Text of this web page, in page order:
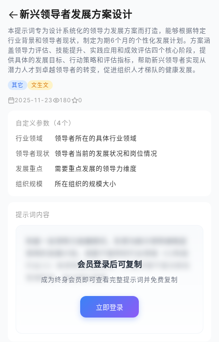
←新兴领导者发展方案设计
本提示词专为设计系统化的领导力发展方案而打造，能够根据特定
行业背景和领导者现状，制定为期6个月的个性化发展计划。方案涵
盖领导力评估、技能提升、实践应用和成效评估四个核心阶段，提
供具体的发展目标、行动策略和评估指标，帮助新兴领导者实现从
潜力人才到卓越领导者的转变，促进组织人才梯队的健康发展。
其它 文生文
2025-11-23 180 0
自定义参数（4个）
行业领域
领导者所在的具体行业领域
领导者现状
领导者当前的发展状况和岗位情况
发展重点
需要重点发展的领导力维度
组织规模
所在组织的规模大小
提示词内容
行业}}）和领导者当前状况（{{技术骨干首次担任
管理职务，缺乏团队管理...
会员登录后可复制
成为终身会员即可查看完整提示词并免费复制
立即登录